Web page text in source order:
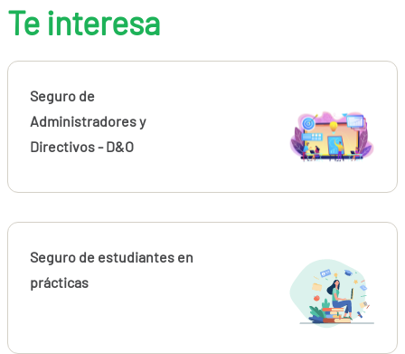
Te interesa
Seguro de
Administradores y
Directivos - D&O
Seguro de estudiantes en
prácticas